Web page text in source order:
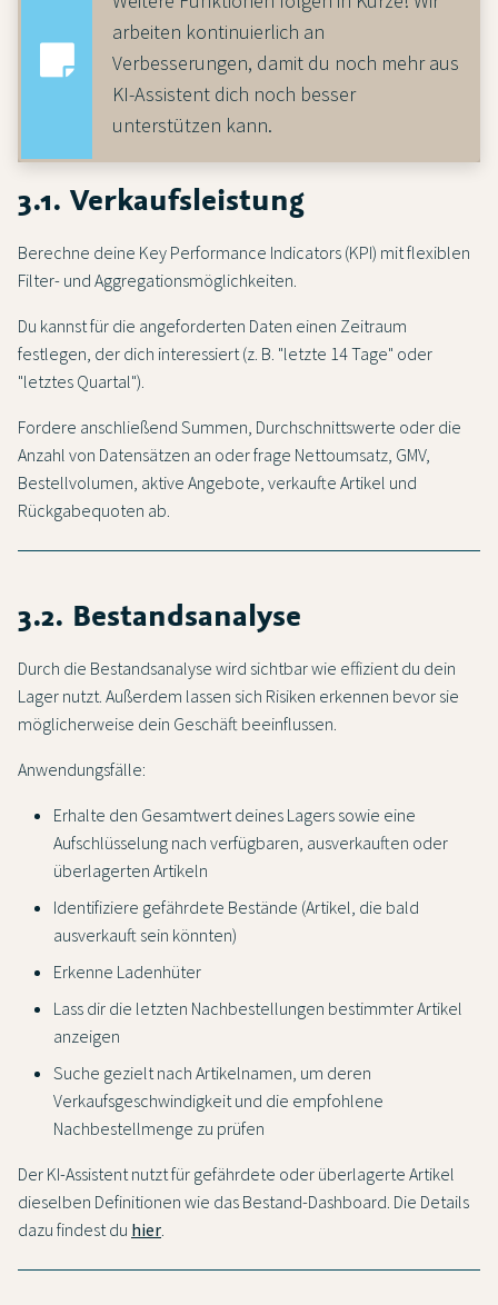
arbeiten kontinuierlich an
Verbesserungen, damit du noch mehr aus
KI-Assistent dich noch besser
unterstützen kann.
3.1. Verkaufsleistung
Berechne deine Key Performance Indicators (KPI) mit flexiblen
Filter- und Aggregationsmöglichkeiten.
Du kannst für die angeforderten Daten einen Zeitraum
festlegen, der dich interessiert (z. B. "letzte 14 Tage" oder
"letztes Quartal").
Fordere anschließend Summen, Durchschnittswerte oder die
Anzahl von Datensätzen an oder frage Nettoumsatz, GMV,
Bestellvolumen, aktive Angebote, verkaufte Artikel und
Rückgabequoten ab.
3.2. Bestandsanalyse
Durch die Bestandsanalyse wird sichtbar wie effizient du dein
Lager nutzt. Außerdem lassen sich Risiken erkennen bevor sie
möglicherweise dein Geschäft beeinflussen.
Anwendungsfälle:
Erhalte den Gesamtwert deines Lagers sowie eine
Aufschlüsselung nach verfügbaren, ausverkauften oder
überlagerten Artikeln
Identifiziere gefährdete Bestände (Artikel, die bald
ausverkauft sein könnten)
Erkenne Ladenhüter
Lass dir die letzten Nachbestellungen bestimmter Artikel
anzeigen
Suche gezielt nach Artikelnamen, um deren
Verkaufsgeschwindigkeit und die empfohlene
Nachbestellmenge zu prüfen
Der KI-Assistent nutzt für gefährdete oder überlagerte Artikel
dieselben Definitionen wie das Bestand-Dashboard. Die Details
dazu findest du hier.